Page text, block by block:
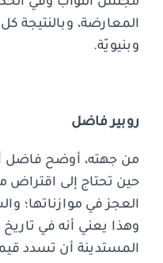
المعارضة، وبالنتيجة
وبنيويّة.
روبير فاضل
من جهته، أوضح فاضل
حين تحتاج إلى اقتراض
العجز في موازناتها؛
وهذا يعني أنه في
المستدينة أن تسدد